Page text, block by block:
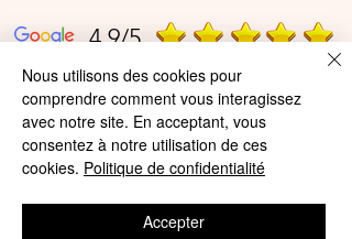
4,9/5
4,9/5
Nous utilisons des cookies pour
comprendre comment vous interagissez
avec notre site. En acceptant, vous
consentez à notre utilisation de ces
cookies. Politique de confidentialité
Accepter